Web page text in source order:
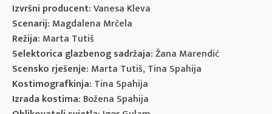
Izvršni producent:Vanesa Kleva
Scenarij: Magdalena Mrčela
Režija: Marta Tutiš
Selektorica glazbenog sadržaja:Žana Marendić
Scensko rješenje: Marta Tutiš, Tina Spahija
Kostimografkinja: Tina Spahija
Izrada kostima: Božena Spahija